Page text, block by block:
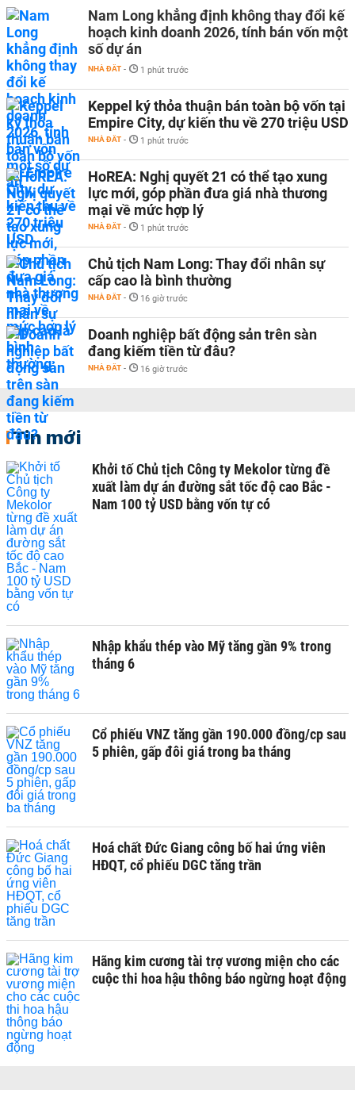
Nam Long khẳng định không thay đổi kế
hoạch kinh doanh 2026, tính bán vốn một
số dự án
NHÀ ĐẤT - 1 phút trước
Keppel ký thỏa thuận bán toàn bộ vốn tại
Empire City, dự kiến thu về 270 triệu USD
NHÀ ĐẤT - 1 phút trước
HoREA: Nghị quyết 21 có thể tạo xung
lực mới, góp phần đưa giá nhà thương
mại về mức hợp lý
NHÀ ĐẤT - 1 phút trước
Chủ tịch Nam Long: Thay đổi nhân sự
cấp cao là bình thường
NHÀ ĐẤT - 16 giờ trước
Doanh nghiệp bất động sản trên sàn
đang kiếm tiền từ đâu?
NHÀ ĐẤT - 16 giờ trước
Tin mới
Khởi tố Chủ tịch Công ty Mekolor từng đề
xuất làm dự án đường sắt tốc độ cao Bắc -
Nam 100 tỷ USD bằng vốn tự có
Nhập khẩu thép vào Mỹ tăng gần 9% trong
tháng 6
Cổ phiếu VNZ tăng gần 190.000 đồng/cp sau
5 phiên, gấp đôi giá trong ba tháng
Hoá chất Đức Giang công bố hai ứng viên
HĐQT, cổ phiếu DGC tăng trần
Hãng kim cương tài trợ vương miện cho các
cuộc thi hoa hậu thông báo ngừng hoạt động